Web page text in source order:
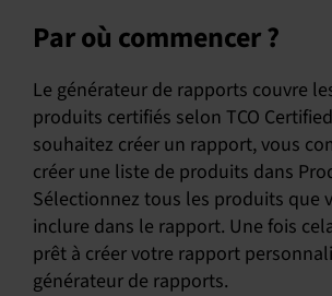
Par où commencer ?
Le générateur de rapports couvre
produits certifiés selon TCO
souhaitez créer un rapport, vous
créer une liste de produits dans
Sélectionnez tous les produits que
inclure dans le rapport. Une fois
prêt à créer votre rapport
générateur de rapports.